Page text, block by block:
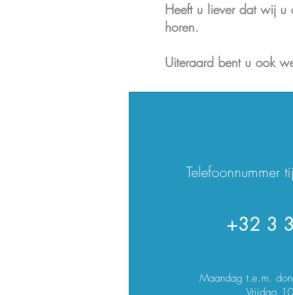
Heeft u liever dat wij u
horen.
Uiteraard bent u ook
Telefoonnummer
+32 3
Maandag t.e.m.
Vrijdag